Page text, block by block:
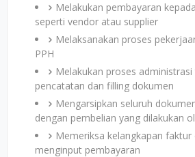
Melakukan pembayaran
seperti vendor atau supplier
Melaksanakan proses
PPH
Melakukan proses
pencatatan dan filling dokumen
Mengarsipkan seluruh
dengan pembelian yang dilakukan
Memeriksa kelangkapan faktur
menginput pembayaran